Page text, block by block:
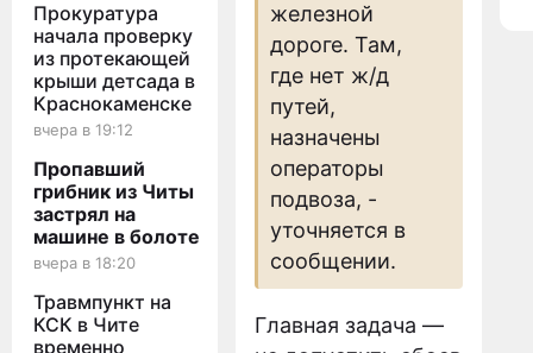
Прокуратура
начала проверку
из протекающей
крыши детсада в
Краснокаменске
вчера в 19:12
Пропавший
грибник из Читы
застрял на
машине в болоте
вчера в 18:20
Травмпункт на
КСК в Чите
временно
железной
дороге. Там,
где нет ж/д
путей,
назначены
операторы
подвоза, -
уточняется в
сообщении.
Главная задача —